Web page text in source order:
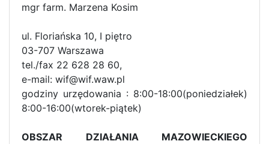
mgr farm. Marzena Kosim
ul. Floriańska 10, I piętro
03-707 Warszawa
tel./fax 22 628 28 60,
e-mail: wif@wif.waw.pl
godziny urzędowania : 8:00-18:00(poniedziałek)
8:00-16:00(wtorek-piątek)
OBSZAR DZIAŁANIA MAZOWIECKIEGO